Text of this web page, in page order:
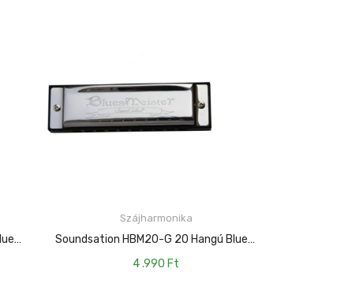
Soundsation HBM20-C 20 Hangú Blues Szájharmonika C Hangolású
Szájharmonika
Soundsation HBM20-G 20 Hangú Blues Szájharmonika G Hangolású
4 .990 Ft
KOSÁRBA TESZEM